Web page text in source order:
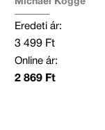
Michael Kogge
Eredeti ár:
3 499 Ft
Online ár:
2 869 Ft